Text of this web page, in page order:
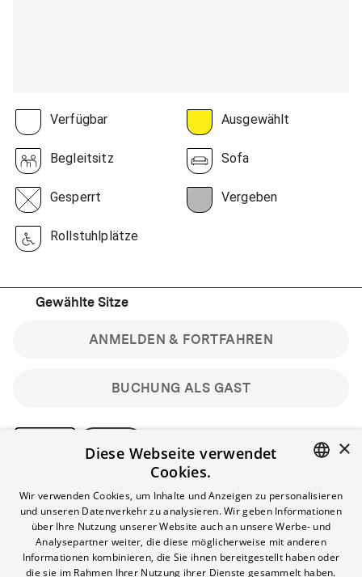
Verfügbar Ausgewählt
Begleitsitz Sofa
Gesperrt Vergeben
Rollstuhlplätze
Gewählte Sitze
BUCHUNG ALS GAST
ANMELDEN & FORTFAHREN
Bitte beachte: Gastbuchungen sind nicht stornierbar.
Registriere dich kostenlos für bis zu 90 min vor Filmbeginn
stornierbare Tickets für reguläre Vorstellungen.
Unlimited-Mitglied? Melde dich an, um deine Benefits
nutzen zu können.
ENGLISH
×
Diese Webseite verwendet
Cookies.
Wir verwenden Cookies, um Inhalte und Anzeigen zu personalisieren
und unseren Datenverkehr zu analysieren. Wir geben Informationen
über Ihre Nutzung unserer Website auch an unsere Werbe- und
Analysepartner weiter, die diese möglicherweise mit anderen
Informationen kombinieren, die Sie ihnen bereitgestellt haben oder
die sie im Rahmen Ihrer Nutzung ihrer Dienste gesammelt haben.